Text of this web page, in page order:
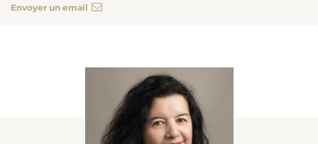
Envoyer un email